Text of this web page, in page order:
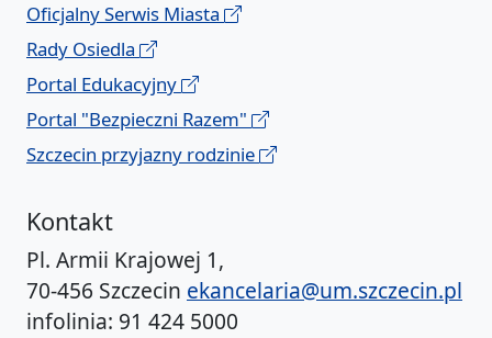
Oficjalny Serwis Miasta
Rady Osiedla
Portal Edukacyjny
Portal "Bezpieczni Razem"
Szczecin przyjazny rodzinie
Kontakt
Pl. Armii Krajowej 1,
70-456 Szczecin ekancelaria@um.szczecin.pl
infolinia: 91 424 5000